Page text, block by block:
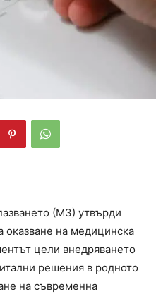
(МЗ) утвърди
оказване на медицинска
цели внедряването
решения в родното
на съвременна